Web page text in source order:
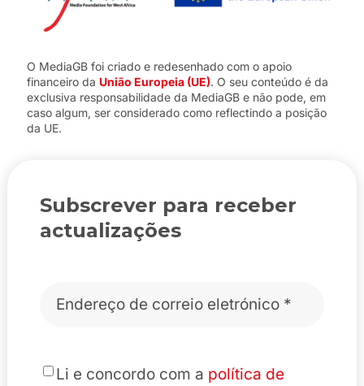
O MediaGB foi criado e redesenhado com o apoio
financeiro da União Europeia (UE). O seu conteúdo é da
exclusiva responsabilidade da MediaGB e não pode, em
caso algum, ser considerado como reflectindo a posição
da UE.
Subscrever para receber
actualizações
eletrónico*
* Li e concordo com a política de